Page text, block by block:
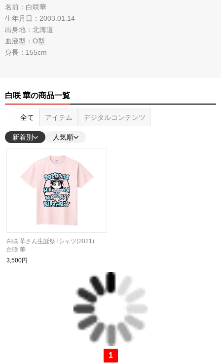
名前：白咲華
生年月日：2003.01.14
出身地：北海道
血液型：O型
身長：155cm
白咲 華の商品一覧
全て アイテム デジタルコンテンツ
新着別 人気順
白咲 華さん生誕祭Tシャツ(2021)
白咲 華
3,500円
1